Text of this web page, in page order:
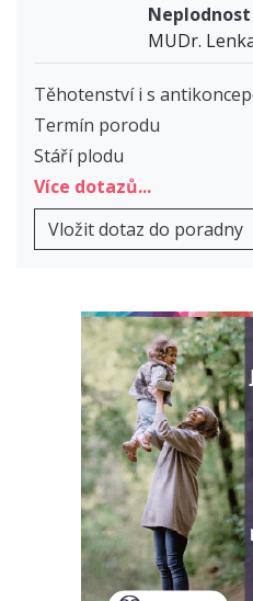
MUDr.
Těhotenství i s
Termín porodu
Stáří plodu
Více dotazů...
Vložit dotaz do poradny